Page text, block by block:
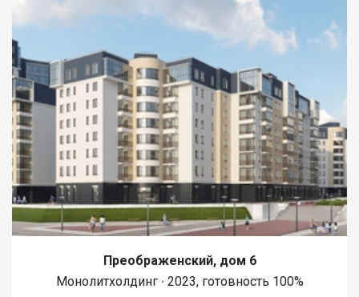
Преображенский, дом 6
Монолитхолдинг ∙ 2023, готовность 100%